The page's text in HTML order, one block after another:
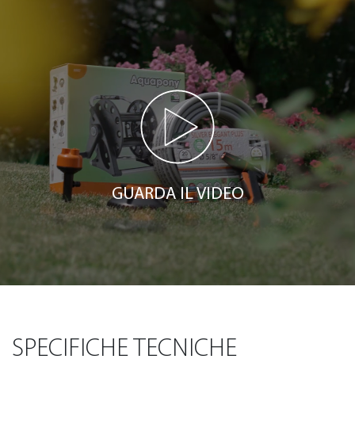
GUARDA IL VIDEO
SPECIFICHE TECNICHE